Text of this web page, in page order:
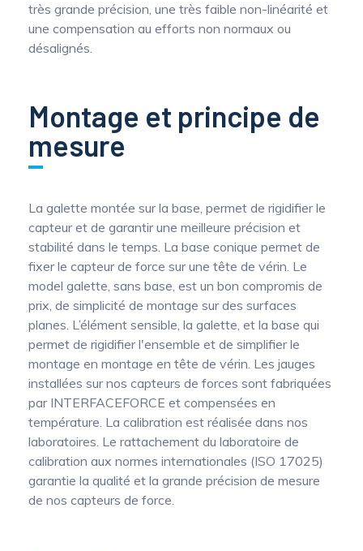
très grande précision, une très faible non-linéarité et
une compensation au efforts non normaux ou
désalignés.
Montage et principe de
mesure
La galette montée sur la base, permet de rigidifier le
capteur et de garantir une meilleure précision et
stabilité dans le temps. La base conique permet de
fixer le capteur de force sur une tête de vérin. Le
model galette, sans base, est un bon compromis de
prix, de simplicité de montage sur des surfaces
planes. L’élément sensible, la galette, et la base qui
permet de rigidifier l'ensemble et de simplifier le
montage en montage en tête de vérin. Les jauges
installées sur nos capteurs de forces sont fabriquées
par INTERFACEFORCE et compensées en
température. La calibration est réalisée dans nos
laboratoires. Le rattachement du laboratoire de
calibration aux normes internationales (ISO 17025)
garantie la qualité et la grande précision de mesure
de nos capteurs de force.